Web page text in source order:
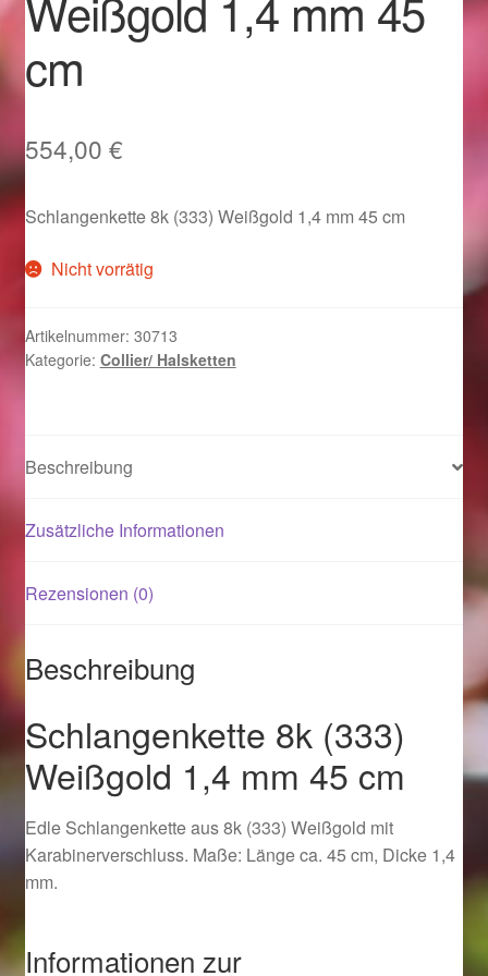
Im Gedenken an
Impressum
Karneval 2015 – Schmuck zu Fasching & Co.
Karneval 2019 – Schmuck zu Fasching & Co.
Liefer- und Versandkosten
Magisches und Festliches zu Halloween
Magisches und Festliches zu Halloween 2021
Magisches und Festliches zu Halloween 2022
Mein Konto
Ostergeschenke finden für Ostern 2015
Ostergeschenke finden für Ostern 2016
Ostergeschenke finden für Ostern 2017
Ostergeschenke finden für Ostern 2018
cm
554,00 €
Schlangenkette 8k (333) Weißgold 1,4 mm 45 cm
Nicht vorrätig
Artikelnummer: 30713
Kategorie: Collier/ Halsketten
Beschreibung
Zusätzliche Informationen
Rezensionen (0)
Beschreibung
Schlangenkette 8k (333)
Weißgold 1,4 mm 45 cm
Edle Schlangenkette aus 8k (333) Weißgold mit
Karabinerverschluss. Maße: Länge ca. 45 cm, Dicke 1,4
mm.
Informationen zur